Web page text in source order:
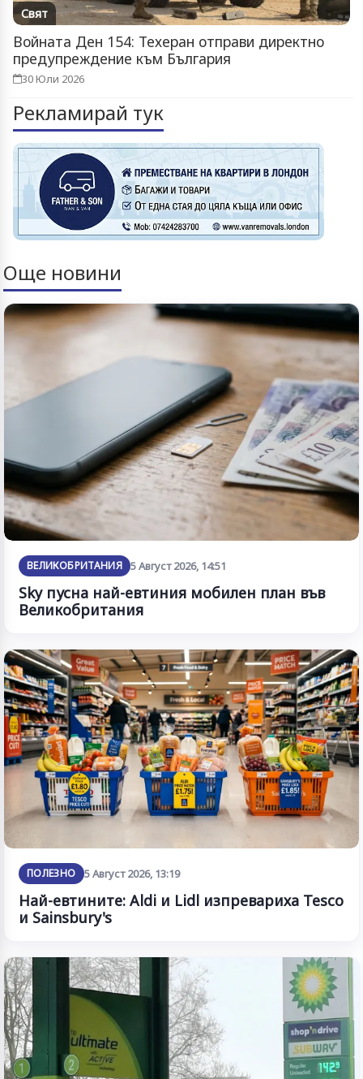
Свят
Войната Ден 154: Техеран отправи директно
предупреждение към България
30 Юли 2026
Рекламирай тук
Още новини
ВЕЛИКОБРИТАНИЯ 5 Август 2026, 14:51
Sky пусна най-евтиния мобилен план във
Великобритания
ПОЛЕЗНО 5 Август 2026, 13:19
Най-евтините: Aldi и Lidl изпревариха Tesco
и Sainsbury's